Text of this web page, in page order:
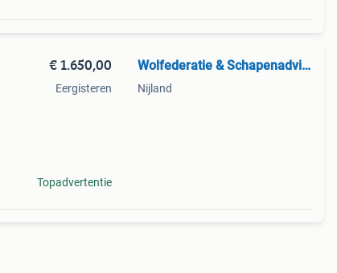
€ 1.650,00
Eergisteren
Topadvertentie
Wolfederatie & Schapenadvies
Nijland